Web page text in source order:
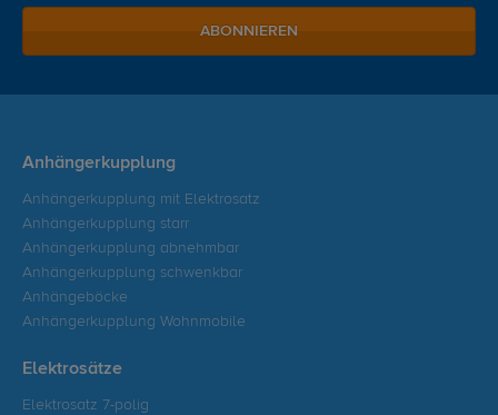
ABONNIEREN
Anhängerkupplung
Anhängerkupplung mit Elektrosatz
Anhängerkupplung starr
Anhängerkupplung abnehmbar
Anhängerkupplung schwenkbar
Anhängeböcke
Anhängerkupplung Wohnmobile
Elektrosätze
Elektrosatz 7-polig